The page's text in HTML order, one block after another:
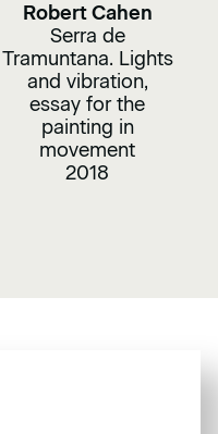
Robert Cahen
Serra de
Tramuntana. Lights
and vibration,
essay for the
painting in
movement
2018